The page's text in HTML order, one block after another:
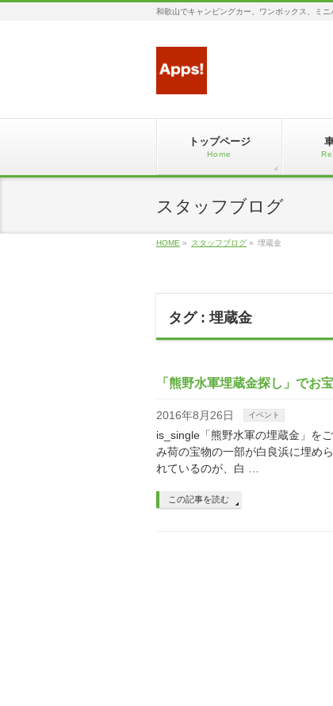
和歌山でキャンピングカー、ワンボックス、ミ
トップページ
Home
スタッフブログ
HOME » スタッフブログ » 埋蔵金
タグ : 埋蔵金
「熊野水軍埋蔵金探し」でお
2016年8月26日 イベント
is_single「熊野水軍の埋蔵金」を
み荷の宝物の一部が白良浜に埋め
れているのが、白 …
この記事を読む